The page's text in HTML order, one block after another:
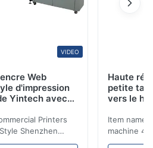
VIDEO
Web
d'impression
Yintech avec
Printers
Shenzhen
high-tech
Haute
petite
vers le
Item name
machine 4-
max format